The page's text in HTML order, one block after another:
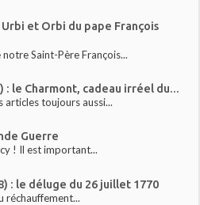
et Orbi du pape François
Saint-Père François...
: le Charmont, cadeau irréel du...
toujours aussi...
Guerre
! Il est important...
: le déluge du 26 juillet 1770
réchauffement...